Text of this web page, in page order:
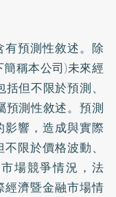
預測性敘述。除
稱本公司)未來經
但不限於預測、
預測性敘述。預測
響，造成與實際
限於價格波動、
場競爭情況，法
濟暨金融市場情